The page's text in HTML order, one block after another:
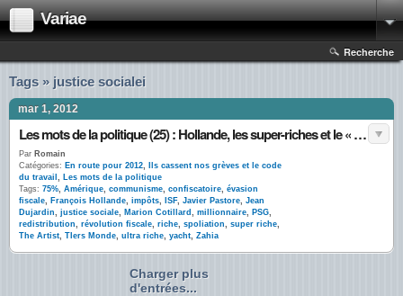
Variae
Recherche
Tags » justice socialei
mar 1, 2012
Les mots de la politique (25) : Hollande, les super-riches et le « point Dujardin »
Par Romain
Catégories: En route pour 2012,
Ils cassent nos grèves et le code
du travail , Les mots de la politique
Tags: 75%, Amérique, communisme, confiscatoire, évasion
fiscale, François Hollande, impôts, ISF, Javier Pastore, Jean
Dujardin, justice sociale, Marion Cotillard , millionnaire, PSG,
redistribution, révolution fiscale, riche, spoliation, super riche,
The Artist, TIers Monde, ultra riche, yacht, Zahia
Charger plus
d'entrées...